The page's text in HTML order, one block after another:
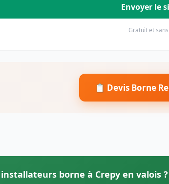
Envoyer le
Gratuit et
📋 Devis Borne
borne à Crepy en valois ?